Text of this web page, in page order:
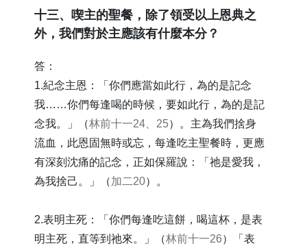
​十三、喫主的聖餐，除了領受以上恩典之
外，我們對於主應該有什麼本分？
答：
1.紀念主恩：「你們應當如此行，為的是記念
我……你們每逢喝的時候，要如此行，為的是記
念我。」（林前十一24、25）。主為我們捨身
流血，此恩固無時或忘，每逢吃主聖餐時，更應
有深刻沈痛的記念，正如保羅說：「祂是愛我，
為我捨己。」（加二20）。
2.表明主死：「你們每逢吃這餅，喝這杯，是表
明主死，直等到祂來。」（林前十一26）「表